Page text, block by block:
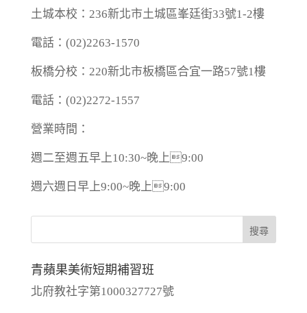
土城本校：236新北市土城區峯廷街33號1-2樓
電話：(02)2263-1570
板橋分校：220新北市板橋區合宜一路57號1樓
電話：(02)2272-1557
營業時間：
週二至週五早上10:30~晚上9:00
週六週日早上9:00~晚上9:00
青蘋果美術短期補習班
北府教社字第1000327727號